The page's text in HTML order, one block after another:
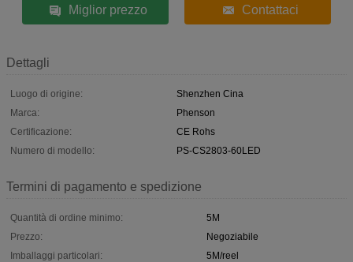
Miglior prezzo Contattaci
Dettagli
Luogo di origine:
Shenzhen Cina
Marca:
Phenson
Certificazione:
CE Rohs
Numero di modello:
PS-CS2803-60LED
Termini di pagamento e spedizione
Quantità di ordine minimo:
5M
Prezzo:
Negoziabile
Imballaggi particolari:
5M/reel